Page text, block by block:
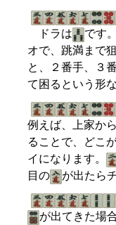
ドラは
です
オで、跳満まで
と、２番手、３
て困るという形
例えば、上家から
ることで、どこ
イになります。
目の
が出たら
が出てきた場